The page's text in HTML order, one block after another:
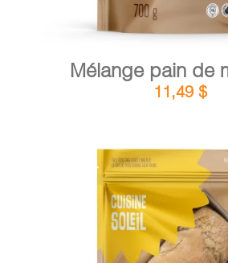
Mélange pain de
11,49 $